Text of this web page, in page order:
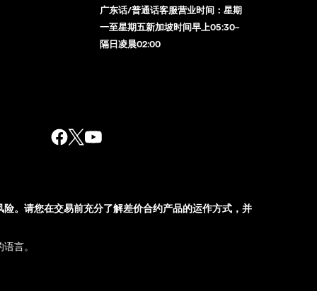
广东话/普通话客服营业时间：星期
一至星期五新加坡时间早上05:30–
隔日凌晨02:00
。请您在交易前充分了解差价合约产品的运作方式，并
言。